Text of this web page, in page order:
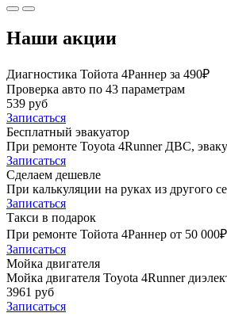
Наши акции
Диагностика Тойота 4Раннер за 490₽
Проверка авто по 43 параметрам
539 руб
Записаться
Бесплатный эвакуатор
При ремонте Toyota 4Runner ДВС,
Записаться
Сделаем дешевле
При калькуляции на руках из другого
Записаться
Такси в подарок
При ремонте Тойота 4Раннер от 50
Записаться
Мойка двигателя
Мойка двигателя Toyota 4Runner
3961 руб
Записаться